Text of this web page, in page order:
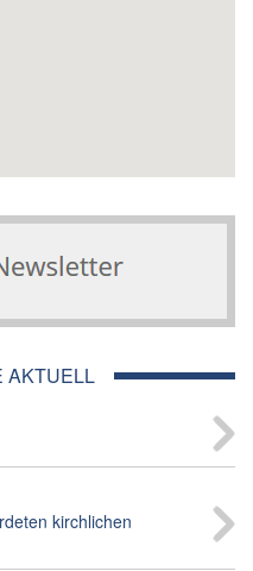
AKTUELL
kirchlichen